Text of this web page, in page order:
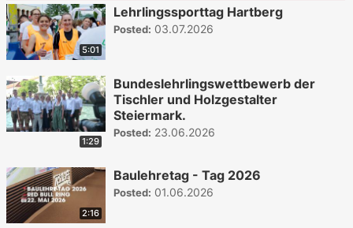
5:01
Lehrlingssporttag Hartberg
Posted: 03.07.2026
1:29
Bundeslehrlingswettbewerb der
Tischler und Holzgestalter
Steiermark.
Posted: 23.06.2026
2:16
Baulehretag - Tag 2026
Posted: 01.06.2026